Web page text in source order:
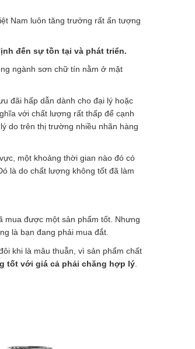
Nam luôn tăng trưởng rất ấn tượng
đến sự tồn tại và phát triển.
ngành sơn chữ tín nằm ở mặt
đãi hấp dẫn dành cho đại lý hoặc
với chất lượng rất thấp để cạnh
do trên thị trường nhiều nhãn hàng
một khoảng thời gian nào đó có
là do chất lượng không tốt đã làm
mua được một sản phẩm tốt. Nhưng
là bạn đang phải mua đắt.
khi là mâu thuẫn, vì sản phẩm chất
tốt với giá cả phải chăng hợp lý.